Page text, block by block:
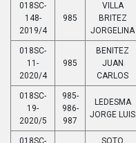
018SC-
148-
2019/4
985
VILLA
BRITEZ
JORGELINA
018SC-
11-
2020/4
985
BENITEZ
JUAN
CARLOS
018SC-
19-
2020/5
985-
986-
987
LEDESMA
JORGE LUIS
018SC-
SOTO